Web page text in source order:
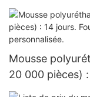
Mousse
20 000 pièces)
mousse